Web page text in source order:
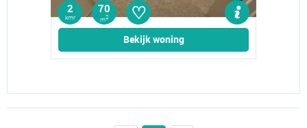
2
kmr
70
m2 ♡
Bekijk woning